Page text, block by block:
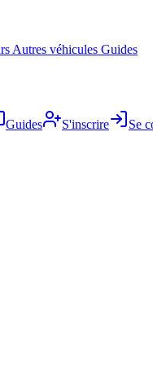
Autres véhicules Guides
Guides S'inscrire Se